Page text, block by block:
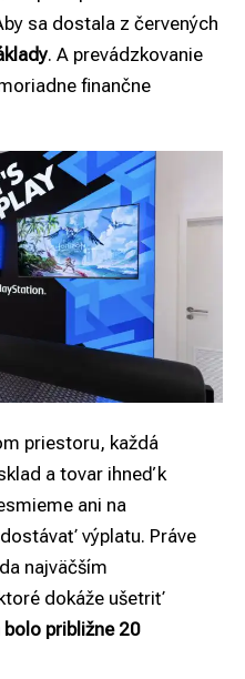
sa dostala z červených
. A prevádzkovanie
finančne
priestoru, každá
a tovar ihneď k
ani na
výplatu. Práve
najväčším
dokáže ušetriť
približne 20